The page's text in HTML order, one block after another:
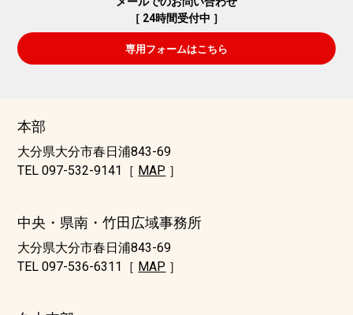
［ 24時間受付中 ］
専用フォームはこちら
本部
大分県大分市春日浦843-69
TEL 097-532-9141［ MAP ］
中央・県南・竹田広域事務所
大分県大分市春日浦843-69
TEL 097-536-6311［ MAP ］